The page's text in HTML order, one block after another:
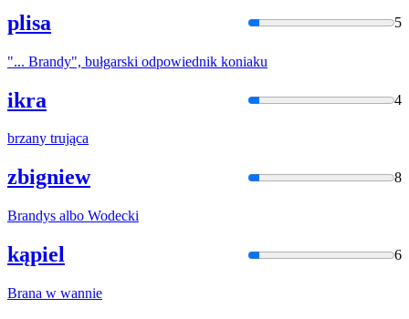
plisa 5
"... Brandy", bułgarski odpowiednik koniaku
ikra 4
brzany trująca
zbigniew 8
Brandys albo Wodecki
kąpiel 6
Brana w wannie